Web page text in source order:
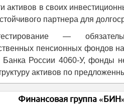
активов в своих
партнера для
тестирование —
пенсионных фондов
Банка России 4060-У, фонды
активов по
Финансовая группа